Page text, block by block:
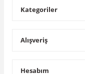
Kategoriler
Alışveriş
Hesabım